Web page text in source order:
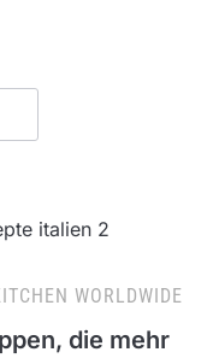
WORLDWIDE
die mehr